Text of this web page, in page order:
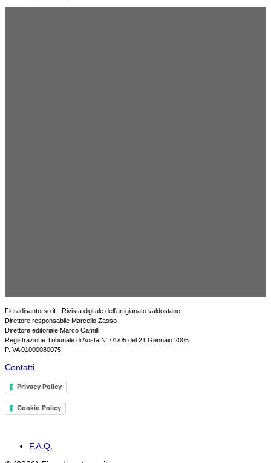
Fieradisantorso.it - Rivista digitale dell'artigianato valdostano
Direttore responsabile Marcello Zasso
Direttore editoriale Marco Camilli
Registrazione Tribunale di Aosta N° 01/05 del 21 Gennaio 2005
P.IVA 01000080075
Contatti
Privacy Policy
Cookie Policy
F.A.Q.